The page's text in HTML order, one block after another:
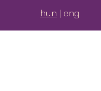
hun | eng